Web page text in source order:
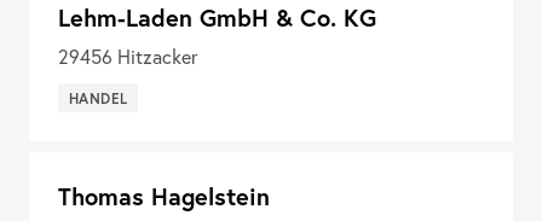
Lehm-Laden GmbH & Co. KG
29456 Hitzacker
HANDEL
Thomas Hagelstein